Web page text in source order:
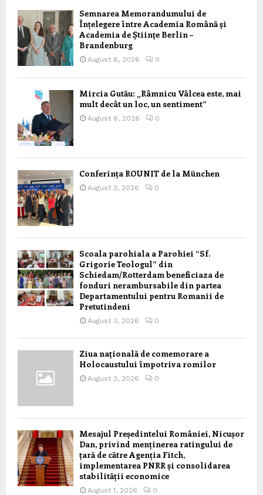
Semnarea Memorandumului de
Înțelegere între Academia Română și
Academia de Științe Berlin –
Brandenburg
August 6, 2026 0
Mircia Gutău: „Râmnicu Vâlcea este, mai
mult decât un loc, un sentiment”
August 6, 2026 0
Conferința ROUNIT de la München
August 3, 2026 0
Scoala parohiala a Parohiei “Sf.
Grigorie Teologul” din
Schiedam/Rotterdam beneficiaza de
fonduri nerambursabile din partea
Departamentului pentru Romanii de
Pretutindeni
August 3, 2026 0
Ziua națională de comemorare a
Holocaustului împotriva romilor
August 2, 2026 0
Mesajul Președintelui României, Nicușor
Dan, privind menținerea ratingului de
țară de către Agenția Fitch,
implementarea PNRR și consolidarea
stabilității economice
August 1, 2026 0